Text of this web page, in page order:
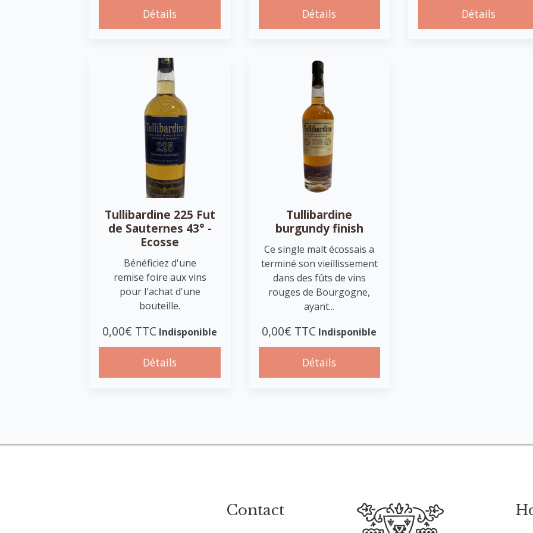
Détails Détails Détails
Tullibardine 225 Fut
de Sauternes 43° -
Ecosse
Bénéficiez d'une
remise foire aux vins
pour l'achat d'une
bouteille.
0,00€ TTC Indisponible
Détails
Tullibardine
burgundy finish
Ce single malt écossais a
terminé son vieillissement
dans des fûts de vins
rouges de Bourgogne,
ayant...
0,00€ TTC Indisponible
Détails
Contact